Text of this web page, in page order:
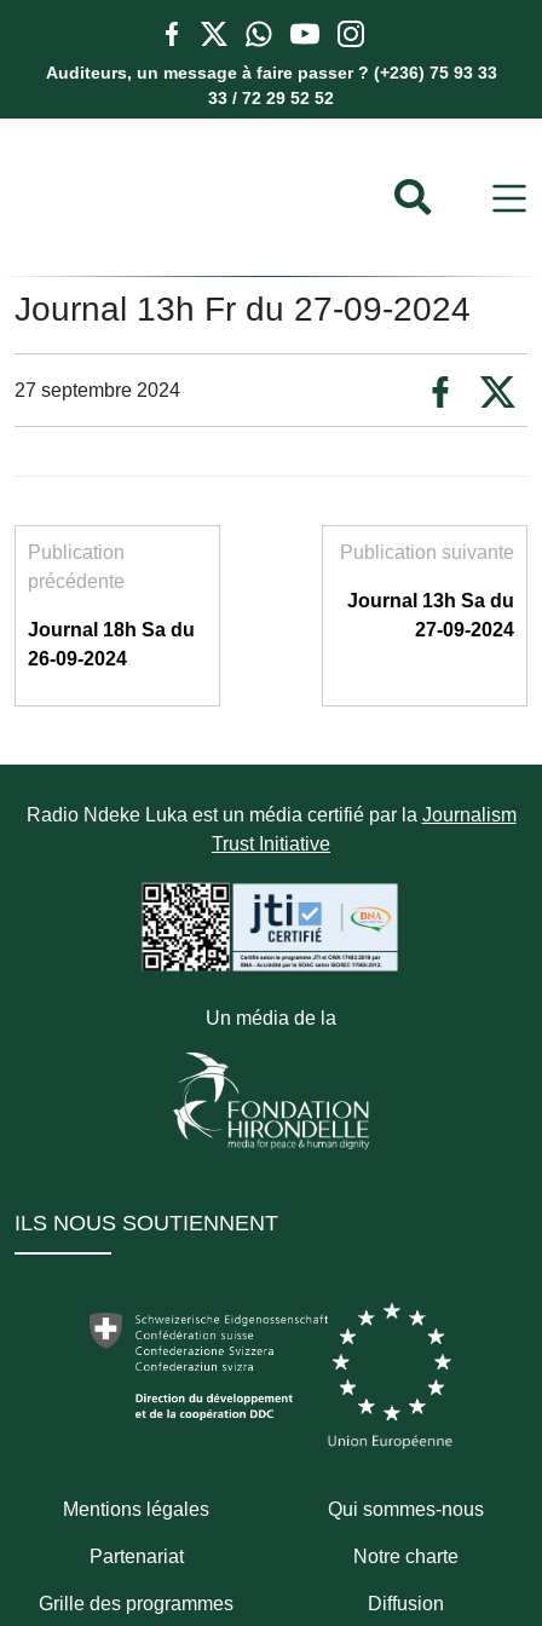
Auditeurs, un message à faire passer ? (+236) 75 93 33
33 / 72 29 52 52
Journal 13h Fr du 27-09-2024
27 septembre 2024
Publication
précédente
Journal 18h Sa du
26-09-2024
Publication suivante
Journal 13h Sa du
27-09-2024
Radio Ndeke Luka est un média certifié par la Journalism
Trust Initiative
Un média de la
ILS NOUS SOUTIENNENT
Mentions légales Qui sommes-nous
Partenariat Notre charte
Grille des programmes Diffusion